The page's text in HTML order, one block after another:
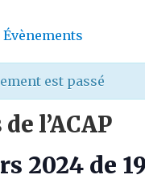
est passé
l’ACAP
2024 de